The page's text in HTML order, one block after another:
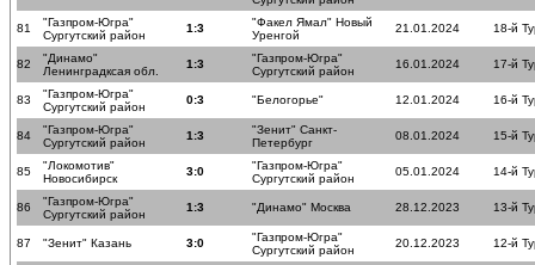
81
"Газпром-Югра"
Сургутский район
1:3
"Факел Ямал" Новый
Уренгой
21.01.2024 18-й
82
"Динамо"
Ленинградксая обл.
1:3
"Газпром-Югра"
Сургутский район
16.01.2024 17-й
83
"Газпром-Югра"
Сургутский район
0:3 "Белогорье" 12.01.2024 16-й
84
"Газпром-Югра"
Сургутский район
1:3
"Зенит" Санкт-
Петербург
08.01.2024 15-й
85
"Локомотив"
Новосибирск
3:0
"Газпром-Югра"
Сургутский район
05.01.2024 14-й
86
"Газпром-Югра"
Сургутский район
1:3 "Динамо" Москва 28.12.2023 13-й
87 "Зенит" Казань 3:0
"Газпром-Югра"
Сургутский район
20.12.2023 12-й